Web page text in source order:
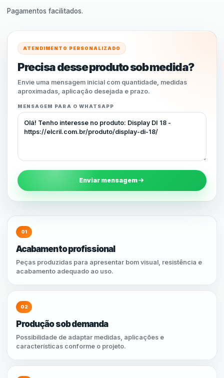
Pagamentos facilitados.
ATENDIMENTO PERSONALIZADO
Precisa desse produto sob medida?
Envie uma mensagem inicial com quantidade, medidas
aproximadas, aplicação desejada e prazo.
MENSAGEM PARA O WHATSAPP
Enviar mensagem
01
Acabamento profissional
Peças produzidas para apresentar bom visual, resistência e
acabamento adequado ao uso.
02
Produção sob demanda
Possibilidade de adaptar medidas, aplicações e
características conforme o projeto.